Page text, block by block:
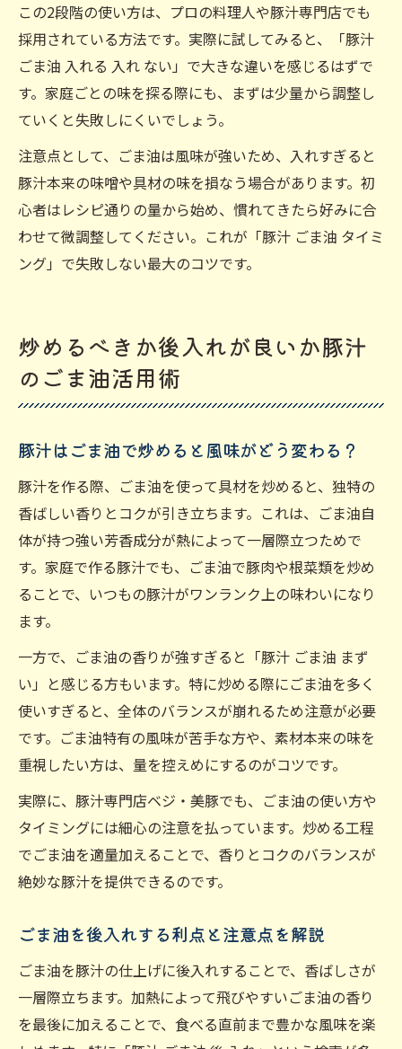
この2段階の使い方は、プロの料理人や豚汁専門店でも
採用されている方法です。実際に試してみると、「豚汁
ごま油 入れる 入れ ない」で大きな違いを感じるはずで
す。家庭ごとの味を探る際にも、まずは少量から調整し
ていくと失敗しにくいでしょう。
注意点として、ごま油は風味が強いため、入れすぎると
豚汁本来の味噌や具材の味を損なう場合があります。初
心者はレシピ通りの量から始め、慣れてきたら好みに合
わせて微調整してください。これが「豚汁 ごま油 タイミ
ング」で失敗しない最大のコツです。
炒めるべきか後入れが良いか豚汁
のごま油活用術
豚汁はごま油で炒めると風味がどう変わる？
豚汁を作る際、ごま油を使って具材を炒めると、独特の
香ばしい香りとコクが引き立ちます。これは、ごま油自
体が持つ強い芳香成分が熱によって一層際立つためで
す。家庭で作る豚汁でも、ごま油で豚肉や根菜類を炒め
ることで、いつもの豚汁がワンランク上の味わいになり
ます。
一方で、ごま油の香りが強すぎると「豚汁 ごま油 まず
い」と感じる方もいます。特に炒める際にごま油を多く
使いすぎると、全体のバランスが崩れるため注意が必要
です。ごま油特有の風味が苦手な方や、素材本来の味を
重視したい方は、量を控えめにするのがコツです。
実際に、豚汁専門店ベジ・美豚でも、ごま油の使い方や
タイミングには細心の注意を払っています。炒める工程
でごま油を適量加えることで、香りとコクのバランスが
絶妙な豚汁を提供できるのです。
ごま油を後入れする利点と注意点を解説
ごま油を豚汁の仕上げに後入れすることで、香ばしさが
一層際立ちます。加熱によって飛びやすいごま油の香り
を最後に加えることで、食べる直前まで豊かな風味を楽